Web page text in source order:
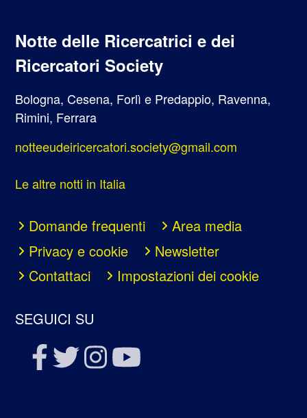
Notte delle Ricercatrici e dei
Ricercatori Society
Bologna, Cesena, Forlì e Predappio, Ravenna,
Rimini, Ferrara
notteeudeiricercatori.society@gmail.com
Le altre notti in Italia
Domande frequenti
Area media
Privacy e cookie
Newsletter
Contattaci
Impostazioni dei cookie
SEGUICI SU